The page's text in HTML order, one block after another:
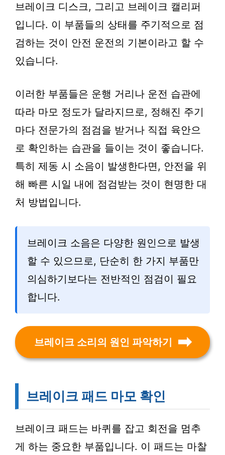
브레이크 디스크, 그리고 브레이크 캘리퍼
입니다. 이 부품들의 상태를 주기적으로 점
검하는 것이 안전 운전의 기본이라고 할 수
있습니다.
이러한 부품들은 운행 거리나 운전 습관에
따라 마모 정도가 달라지므로, 정해진 주기
마다 전문가의 점검을 받거나 직접 육안으
로 확인하는 습관을 들이는 것이 좋습니다.
특히 제동 시 소음이 발생한다면, 안전을 위
해 빠른 시일 내에 점검받는 것이 현명한 대
처 방법입니다.
브레이크 소음은 다양한 원인으로 발생
할 수 있으므로, 단순히 한 가지 부품만
의심하기보다는 전반적인 점검이 필요
합니다.
브레이크 소리의 원인 파악하기
브레이크 패드 마모 확인
브레이크 패드는 바퀴를 잡고 회전을 멈추
게 하는 중요한 부품입니다. 이 패드는 마찰